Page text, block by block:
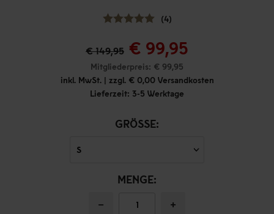
(4)
€ 149,95 € 99,95
Mitgliederpreis: € 99,95
inkl. MwSt. | zzgl. € 0,00 Versandkosten
Lieferzeit: 3-5 Werktage
GRÖSSE:
MENGE:
− +